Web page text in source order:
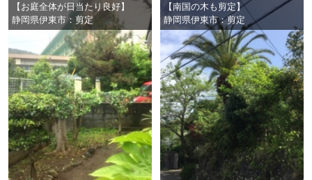
【お庭全体が日当たり良好】
静岡県伊東市：剪定
【南国の木も剪定】
静岡県伊東市：剪定